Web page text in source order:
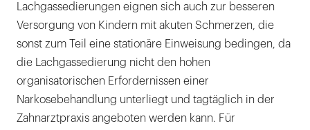
Lachgassedierungen eignen sich auch zur besseren
Versorgung von Kindern mit akuten Schmerzen, die
sonst zum Teil eine stationäre Einweisung bedingen, da
die Lachgassedierung nicht den hohen
organisatorischen Erfordernissen einer
Narkosebehandlung unterliegt und tagtäglich in der
Zahnarztpraxis angeboten werden kann. Für